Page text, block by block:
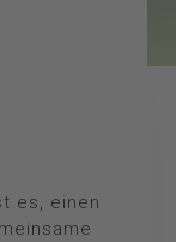
es, einen